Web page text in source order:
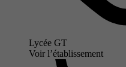
Lycée GT
Voir l’établissement